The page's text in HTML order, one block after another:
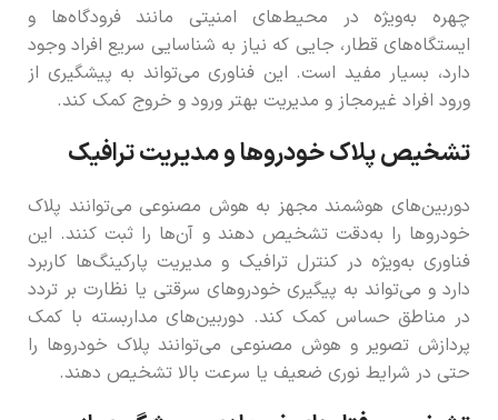
چهره به‌ویژه در محیط‌های امنیتی مانند فرودگاه‌ها و
ایستگاه‌های قطار، جایی که نیاز به شناسایی سریع افراد وجود
دارد، بسیار مفید است. این فناوری می‌تواند به پیشگیری از
ورود افراد غیرمجاز و مدیریت بهتر ورود و خروج کمک کند.
تشخیص پلاک خودروها و مدیریت ترافیک
دوربین‌های هوشمند مجهز به هوش مصنوعی می‌توانند پلاک
خودروها را به‌دقت تشخیص دهند و آن‌ها را ثبت کنند. این
فناوری به‌ویژه در کنترل ترافیک و مدیریت پارکینگ‌ها کاربرد
دارد و می‌تواند به پیگیری خودروهای سرقتی یا نظارت بر تردد
در مناطق حساس کمک کند. دوربین‌های مداربسته با کمک
پردازش تصویر و هوش مصنوعی می‌توانند پلاک خودروها را
حتی در شرایط نوری ضعیف یا سرعت بالا تشخیص دهند.